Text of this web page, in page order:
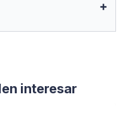
interesar